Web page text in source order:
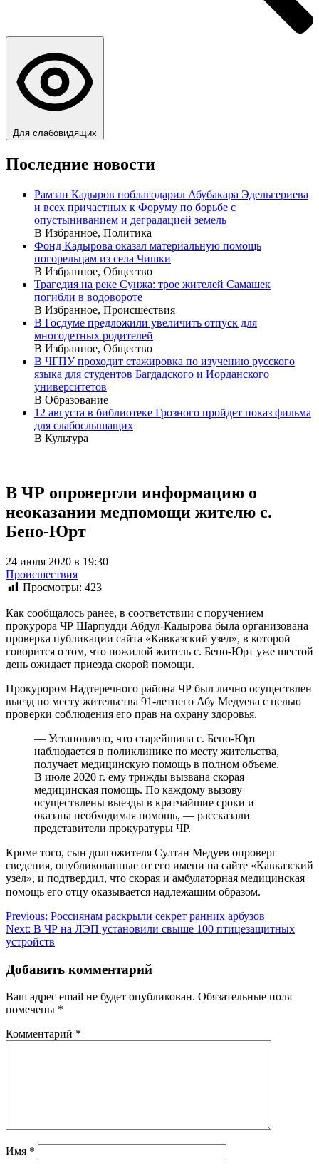
Для слабовидящих
Последние новости
Рамзан Кадыров поблагодарил Абубакара Эдельгериева
и всех причастных к Форуму по борьбе с
опустыниванием и деградацией земель
В Избранное, Политика
Фонд Кадырова оказал материальную помощь
погорельцам из села Чишки
В Избранное, Общество
Трагедия на реке Сунжа: трое жителей Самашек
погибли в водовороте
В Избранное, Происшествия
В Госдуме предложили увеличить отпуск для
многодетных родителей
В Избранное, Общество
В ЧГПУ проходит стажировка по изучению русского
языка для студентов Багдадского и Иорданского
университетов
В Образование
12 августа в библиотеке Грозного пройдет показ фильма
для слабослышащих
В Культура
В ЧР опровергли информацию о
неоказании медпомощи жителю с.
Бено-Юрт
24 июля 2020 в 19:30
Происшествия
Просмотры: 423
Как сообщалось ранее, в соответствии с поручением
прокурора ЧР Шарпудди Абдул-Кадырова была организована
проверка публикации сайта «Кавказский узел», в которой
говорится о том, что пожилой житель с. Бено-Юрт уже шестой
день ожидает приезда скорой помощи.
Прокурором Надтеречного района ЧР был лично осуществлен
выезд по месту жительства 91-летнего Абу Медуева с целью
проверки соблюдения его прав на охрану здоровья.
— Установлено, что старейшина с. Бено-Юрт
наблюдается в поликлинике по месту жительства,
получает медицинскую помощь в полном объеме.
В июле 2020 г. ему трижды вызвана скорая
медицинская помощь. По каждому вызову
осуществлены выезды в кратчайшие сроки и
оказана необходимая помощь, — рассказали
представители прокуратуры ЧР.
Кроме того, сын долгожителя Султан Медуев опроверг
сведения, опубликованные от его имени на сайте «Кавказский
узел», и подтвердил, что скорая и амбулаторная медицинская
помощь его отцу оказывается надлежащим образом.⠀
Навигация
по
Previous: Россиянам раскрыли секрет ранних арбузов
Next: В ЧР на ЛЭП установили свыше 100 птицезащитных
устройств
Добавить комментарий
Ваш адрес email не будет опубликован. Обязательные поля
помечены *
Комментарий *
Имя *